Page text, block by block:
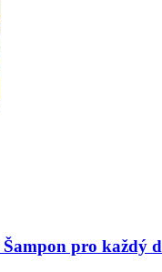
Šampon pro každý